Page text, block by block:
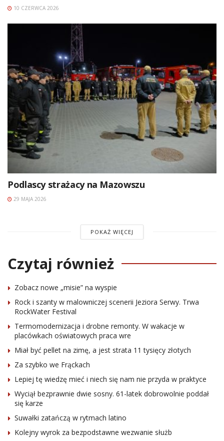
10 CZERWCA 2026
Podlascy strażacy na Mazowszu
29 MAJA 2026
POKAŻ WIĘCEJ
Czytaj również
Zobacz nowe „misie” na wyspie
Rock i szanty w malowniczej scenerii Jeziora Serwy. Trwa
RockWater Festival
Termomodernizacja i drobne remonty. W wakacje w
placówkach oświatowych praca wre
Miał być pellet na zimę, a jest strata 11 tysięcy złotych
Za szybko we Frąckach
Lepiej tę wiedzę mieć i niech się nam nie przyda w praktyce
Wyciął bezprawnie dwie sosny. 61-latek dobrowolnie poddał
się karze
Suwałki zatańczą w rytmach latino
Kolejny wyrok za bezpodstawne wezwanie służb